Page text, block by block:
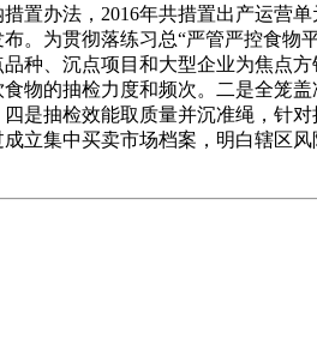
办法，2016年共措置出产运营
。为贯彻落练习总“严管严控食物
种、沉点项目和大型企业为焦点
物的抽检力度和频次。二是全笼
是抽检效能取质量并沉准绳，针
立集中买卖市场档案，明白辖区